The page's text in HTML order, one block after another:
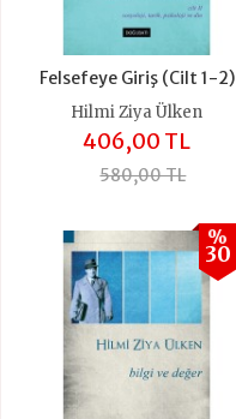
Felsefeye Giriş (Cilt 1-2)
Hilmi Ziya Ülken
406,00 TL
580,00 TL
%
30